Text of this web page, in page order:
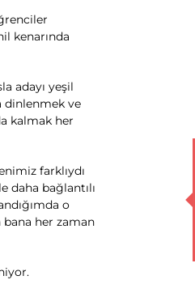
kenarında
adayı yeşil
dinlenmek ve
kalmak her
farklıydı
daha bağlantılı
o
her zaman